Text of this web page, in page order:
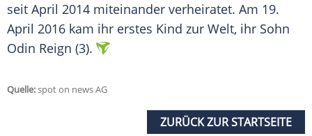
seit April 2014 miteinander verheiratet. Am 19.
April 2016 kam ihr erstes Kind zur Welt, ihr Sohn
Odin Reign (3).
Quelle:spot on news AG
ZURÜCK ZUR STARTSEITE